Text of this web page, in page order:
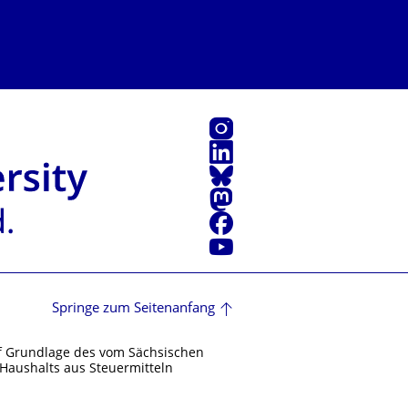
Instagram
LinkedIn
Bluesky
Mastodon
Facebook
Youtube
Springe zum Seitenanfang
des vom Sächsischen
aus Steuermitteln